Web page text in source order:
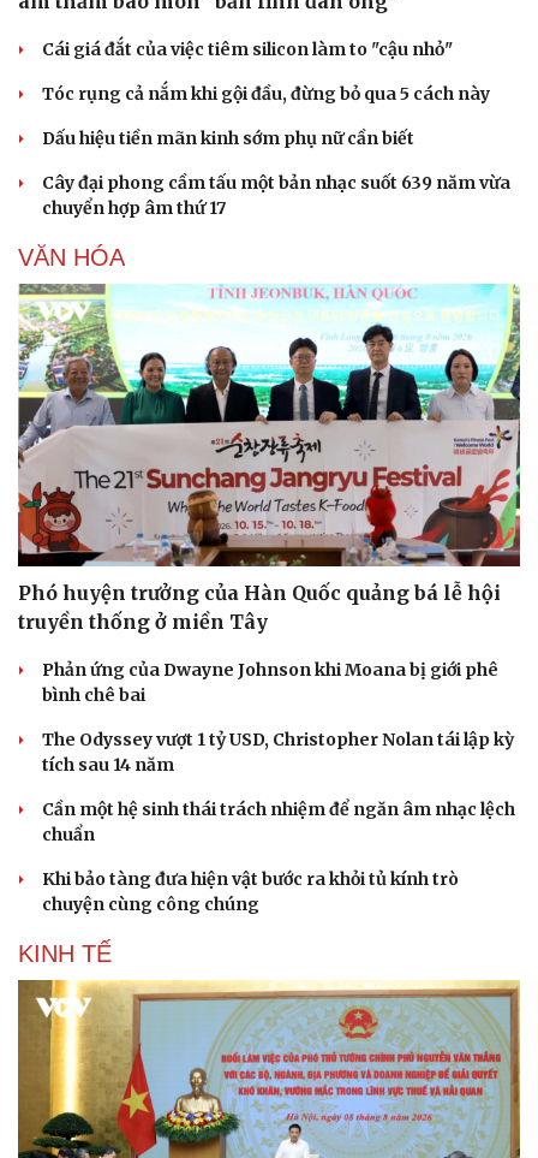
Văn hóa
Sân khấu - Điện ảnh
Văn học
Âm nhạc
Di sản
Giải trí
Nghệ sĩ
Thời trang
Sao Việt
Cái giá đắt của việc tiêm silicon làm to "cậu nhỏ"
Tóc rụng cả nắm khi gội đầu, đừng bỏ qua 5 cách này
Dấu hiệu tiền mãn kinh sớm phụ nữ cần biết
Cây đại phong cầm tấu một bản nhạc suốt 639 năm vừa
chuyển hợp âm thứ 17
VĂN HÓA
Phó huyện trưởng của Hàn Quốc quảng bá lễ hội
truyền thống ở miền Tây
Phản ứng của Dwayne Johnson khi Moana bị giới phê
bình chê bai
The Odyssey vượt 1 tỷ USD, Christopher Nolan tái lập kỳ
tích sau 14 năm
Cần một hệ sinh thái trách nhiệm để ngăn âm nhạc lệch
chuẩn
Khi bảo tàng đưa hiện vật bước ra khỏi tủ kính trò
chuyện cùng công chúng
KINH TẾ